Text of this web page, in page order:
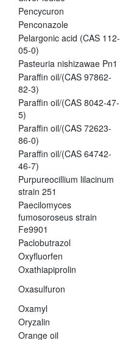
Pencycuron
Penconazole
Pelargonic acid (CAS 112-
05-0)
Pasteuria nishizawae Pn1
Paraffin oil/(CAS 97862-
82-3)
Paraffin oil/(CAS 8042-47-
5)
Paraffin oil/(CAS 72623-
86-0)
Paraffin oil/(CAS 64742-
46-7)
Purpureocillium lilacinum
strain 251
Paecilomyces
fumosoroseus strain
Fe9901
Paclobutrazol
Oxyfluorfen
Oxathiapiprolin
Oxasulfuron
Oxamyl
Oryzalin
Orange oil